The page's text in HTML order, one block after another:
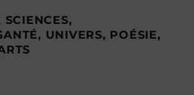
UNIVERS, POÉSIE,